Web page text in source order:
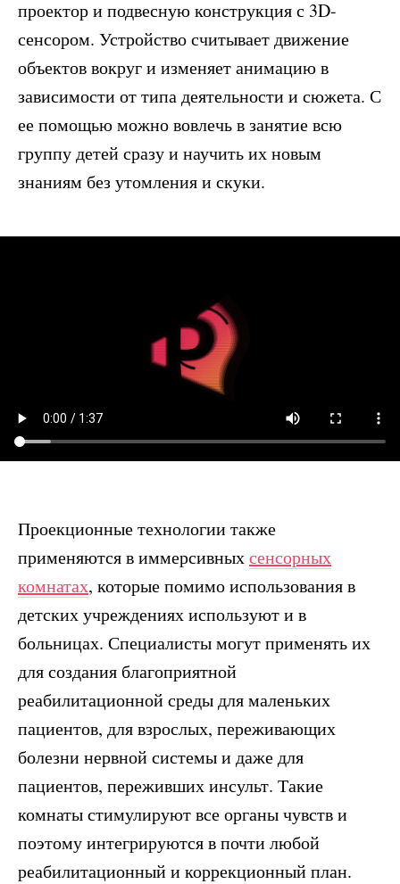
проектор и подвесную конструкция с 3D-
сенсором. Устройство считывает движение
объектов вокруг и изменяет анимацию в
зависимости от типа деятельности и сюжета. С
ее помощью можно вовлечь в занятие всю
группу детей сразу и научить их новым
знаниям без утомления и скуки.
Проекционные технологии также
применяются в иммерсивныхсенсорных
комнатах, которые помимо использования в
детских учреждениях используют и в
больницах. Специалисты могут применять их
для создания благоприятной
реабилитационной среды для маленьких
пациентов, для взрослых, переживающих
болезни нервной системы и даже для
пациентов, переживших инсульт. Такие
комнаты стимулируют все органы чувств и
поэтому интегрируются в почти любой
реабилитационный и коррекционный план.